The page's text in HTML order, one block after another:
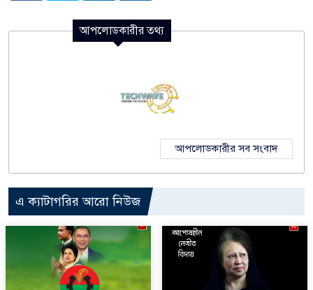
আপলোডকারীর তথ্য
আপলোডকারীর সব সংবাদ
এ ক্যাটাগরির আরো নিউজ